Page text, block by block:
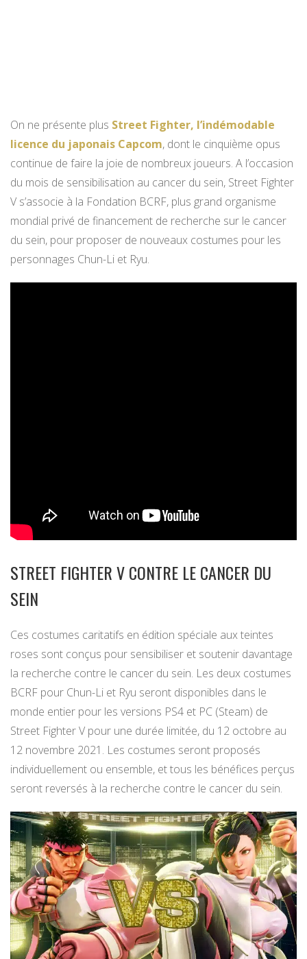
On ne présente plus Street Fighter, l’indémodable
licence du japonais Capcom, dont le cinquième opus
continue de faire la joie de nombreux joueurs. A l’occasion
du mois de sensibilisation au cancer du sein, Street Fighter
V s’associe à la Fondation BCRF, plus grand organisme
mondial privé de financement de recherche sur le cancer
du sein, pour proposer de nouveaux costumes pour les
personnages Chun-Li et Ryu.
STREET FIGHTER V CONTRE LE CANCER DU
SEIN
Ces costumes caritatifs en édition spéciale aux teintes
roses sont conçus pour sensibiliser et soutenir davantage
la recherche contre le cancer du sein. Les deux costumes
BCRF pour Chun-Li et Ryu seront disponibles dans le
monde entier pour les versions PS4 et PC (Steam) de
Street Fighter V pour une durée limitée, du 12 octobre au
12 novembre 2021. Les costumes seront proposés
individuellement ou ensemble, et tous les bénéfices perçus
seront reversés à la recherche contre le cancer du sein.